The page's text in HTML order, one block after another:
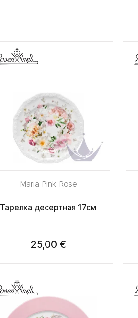
Maria Pink Rose
Тарелка десертная 17см
25,00 €